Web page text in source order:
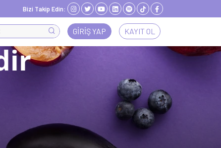
Bizi Takip Edin:
GIRIŞ YAP KAYIT OL